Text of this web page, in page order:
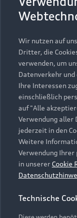
Plug-in-Hybride
Gebrauchtwagen
Finanzierung
Aktionen &
Geschäftskunden
Saisonale Angebote
Garantie
Audi digital
myAudi
Support
Kundenservice
Händlersuche
Audi Code
Häufige Fragen
Audi Online
Online-
Servicekontakt
Bordbuch &
Verträge kündigen
Vertrag widerrufen
Über Audi
Unternehmen
Karriere
Investor Relations
Presse & Media
Datenschutz
Audi erleben
© 2026 AUDI
Impressum
Cookie-Richtlinie
Digital Services Act
Wir nutzen auf
Dritter, die
verwenden, um
Datenverkehr
Ihre Interessen
einschließlich
auf "Alle
Verwendung aller
jederzeit in den
Weitere
Verwendung Ihrer
in unserer Cookie
Technische